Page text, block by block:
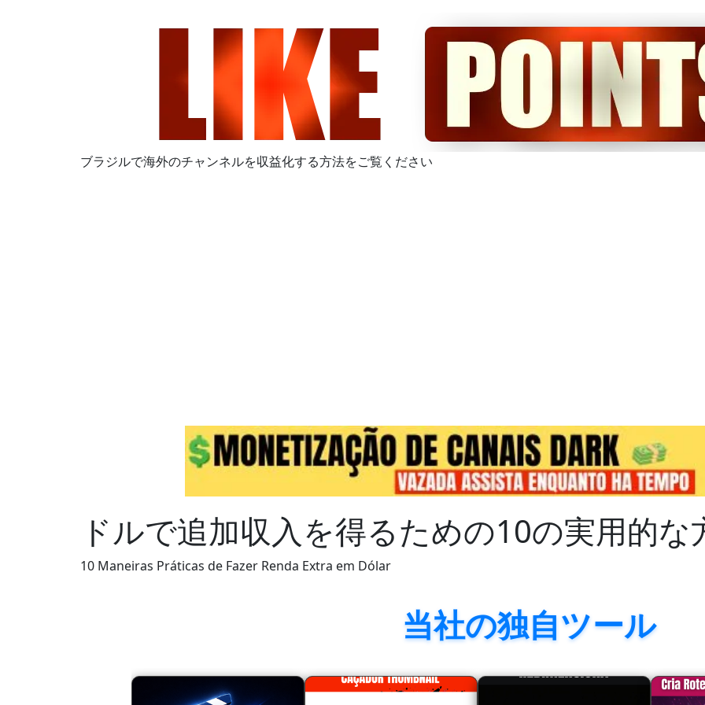
ブラジルで海外のチャンネルを収益化する方法をご覧ください
ドルで追加収入を得るための10の実用的な
10 Maneiras Práticas de Fazer Renda Extra em Dólar
当社の独自ツール